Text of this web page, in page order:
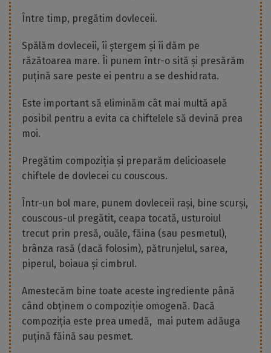
Între timp, pregătim dovleceii.
Spălăm dovleceii, îi ștergem și îi dăm pe
răzătoarea mare. Îi punem într-o sită și presărăm
puțină sare peste ei pentru a se deshidrata.
Este important să eliminăm cât mai multă apă
posibil pentru a evita ca chiftelele să devină prea
moi.
Pregătim compoziția și preparăm delicioasele
chiftele de dovlecei cu couscous.
Într-un bol mare, punem dovleceii rași, bine scurși,
couscous-ul pregătit, ceapa tocată, usturoiul
trecut prin presă, ouăle, făina (sau pesmetul),
brânza rasă (dacă folosim), pătrunjelul, sarea,
piperul, boiaua și cimbrul.
Amestecăm bine toate aceste ingrediente până
când obținem o compoziție omogenă. Dacă
compoziția este prea umedă, mai putem adăuga
puțină făină sau pesmet.